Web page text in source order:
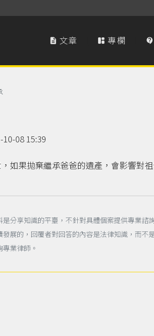
 文章  專欄 
10-08 15:39
如果拋棄繼承爸爸的遺產，會影響對
是分享知識的平臺，不針對具體個案提供專業諮
發展的，回覆者對回答的內容是法律知識，而不
業律師。